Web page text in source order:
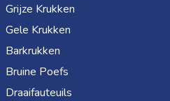
Grijze Krukken
Gele Krukken
Barkrukken
Bruine Poefs
Draaifauteuils